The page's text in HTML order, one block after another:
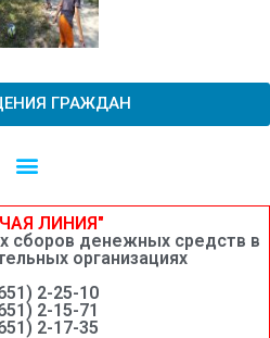
ГРАЖДАН
ЛИНИЯ"
сборов денежных средств в
организациях
2-25-10
2-15-71
2-17-35